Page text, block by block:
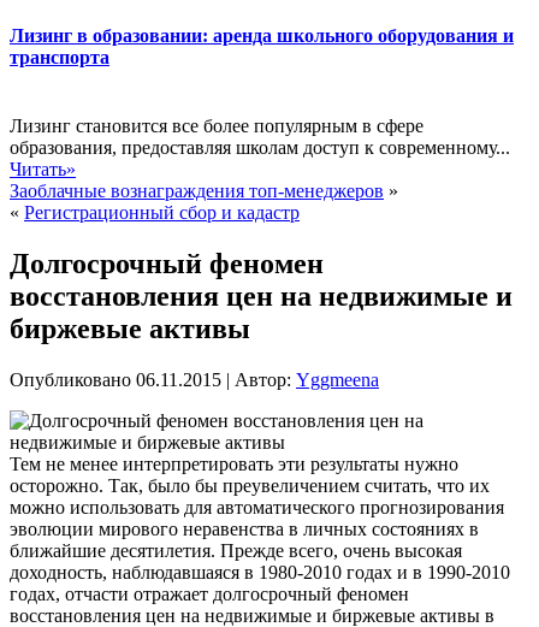
Лизинг в образовании: аренда школьного оборудования и
транспорта
Лизинг становится все более популярным в сфере
образования, предоставляя школам доступ к современному...
Читать»
Заоблачные вознаграждения топ-менеджеров »
« Регистрационный сбор и кадастр
Долгосрочный феномен
восстановления цен на недвижимые и
биржевые активы
Опубликовано 06.11.2015 | Автор: Yggmeena
Тем не менее интерпретировать эти результаты нужно
осторожно. Так, было бы преувеличением считать, что их
можно использовать для автоматического прогнозирования
эволюции мирового неравенства в личных состояниях в
ближайшие десятилетия. Прежде всего, очень высокая
доходность, наблюдавшаяся в 1980-2010 годах и в 1990-2010
годах, отчасти отражает долгосрочный феномен
восстановления цен на недвижимые и биржевые активы в